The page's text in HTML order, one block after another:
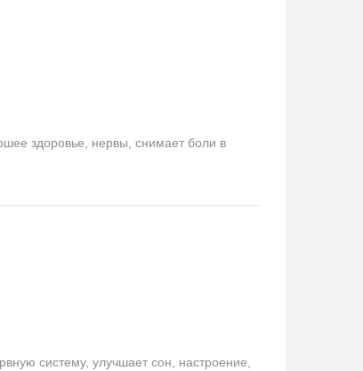
здоровье, нервы, снимает боли в
систему, улучшает сон, настроение,